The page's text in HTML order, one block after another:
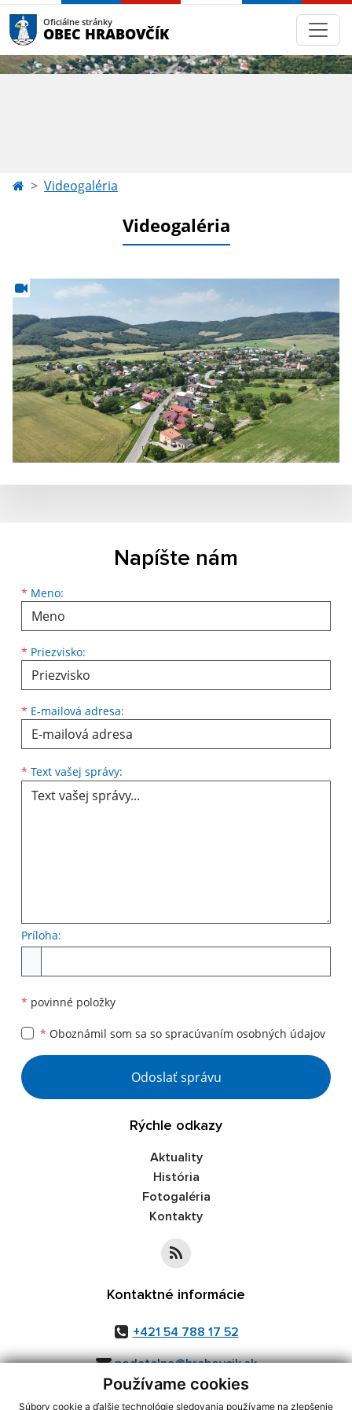
Používame cookies
Súbory cookie a ďalšie technológie sledovania používame na zlepšenie
Oficiálne stránky
OBEC HRABOVČÍK
Videogaléria
Videogaléria
Napíšte nám
* Meno:
Meno
* Priezvisko:
Priezvisko
* E-mailová adresa:
E-mailová adresa
* Text vašej správy:
Príloha:
* povinné položky
* Oboznámil som sa so spracúvaním osobných údajov
Google reCaptcha Response
Odoslať správu
Rýchle odkazy
Aktuality
História
Fotogaléria
Kontakty
Kontaktné informácie
+421 54 788 17 52
podatelna@hrabovcik.sk